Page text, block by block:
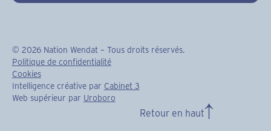
© 2026Nation Wendat – Tous droits réservés.
Politique de confidentialité
Cookies
Intelligence créative par Cabinet 3
Web supérieur par Uroboro
Retour en haut